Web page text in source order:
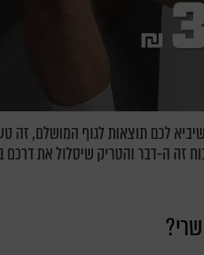
לכם תוצאות לגוף המושלם, זה
זה ה-דבר והטריק שיסלול את